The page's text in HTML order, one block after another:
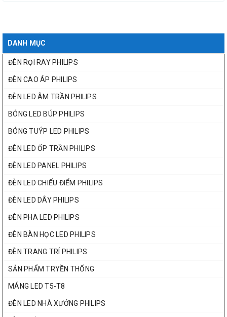
DANH MỤC
ĐÈN RỌI RAY PHILIPS
ĐÈN CAO ÁP PHILIPS
ĐÈN LED ÂM TRẦN PHILIPS
BÓNG LED BÚP PHILIPS
BÓNG TUÝP LED PHILIPS
ĐÈN LED ỐP TRẦN PHILIPS
ĐÈN LED PANEL PHILIPS
ĐÈN LED CHIẾU ĐIỂM PHILIPS
ĐÈN LED DÂY PHILIPS
ĐÈN PHA LED PHILIPS
ĐÈN BÀN HỌC LED PHILIPS
ĐÈN TRANG TRÍ PHILIPS
SẢN PHẨM TRYỀN THỐNG
MÁNG LED T5-T8
ĐÈN LED NHÀ XƯỞNG PHILIPS